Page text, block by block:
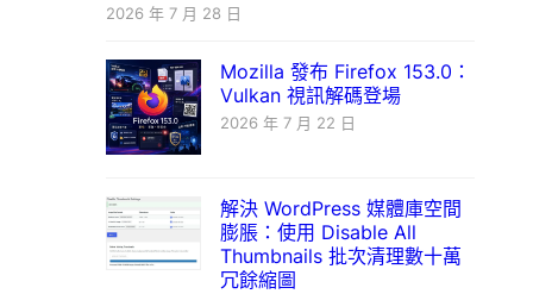
2026 年 7 月 28 日
Mozilla 發布 Firefox 153.0：
Vulkan 視訊解碼登場
2026 年 7 月 22 日
解決 WordPress 媒體庫空間
膨脹：使用 Disable All
Thumbnails 批次清理數十萬
冗餘縮圖